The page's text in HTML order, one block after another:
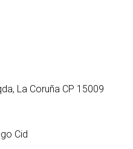
La Coruña CP 15009
Cid